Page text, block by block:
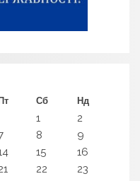
Сб Нд
1
2
8
9
15
16
22
23